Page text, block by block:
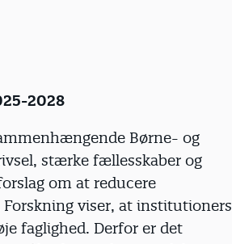
2028
Børne- og
stærke fællesskaber og
om at reducere
viser, at institutioners
faglighed. Derfor er det